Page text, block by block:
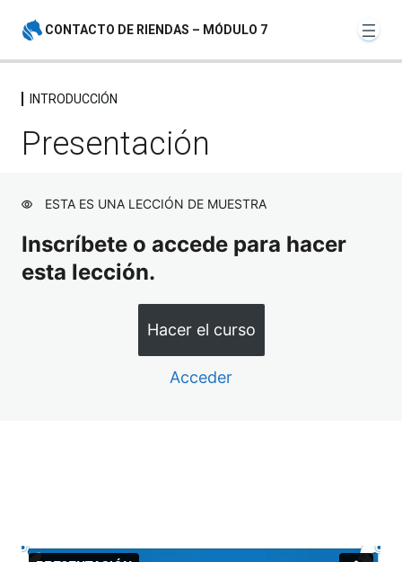
CONTACTO DE RIENDAS – MÓDULO 7
INTRODUCCIÓN
Concentración: calentamiento
Coordinación: imágenes en lugar de movimiento
Respiración y Core
6 lecciones, 1 cuestionario
INTRODUCCIÓN
Presentación
ESTA ES UNA LECCIÓN DE MUESTRA
Inscríbete o accede para hacer
esta lección.
Hacer el curso
Acceder